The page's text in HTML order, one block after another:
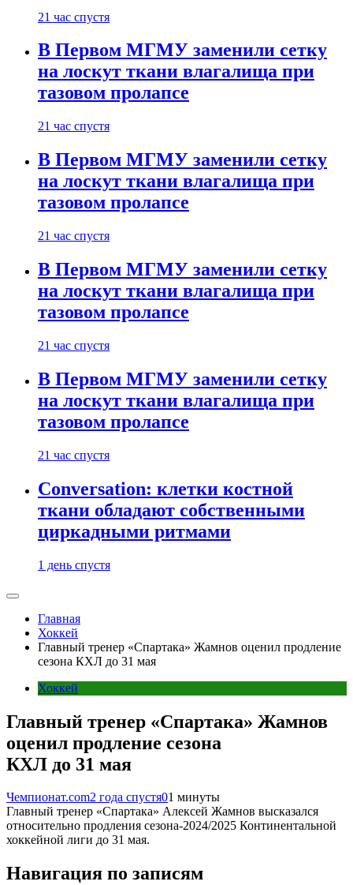
21 час спустя
В Первом МГМУ заменили сетку
на лоскут ткани влагалища при
тазовом пролапсе
21 час спустя
В Первом МГМУ заменили сетку
на лоскут ткани влагалища при
тазовом пролапсе
21 час спустя
В Первом МГМУ заменили сетку
на лоскут ткани влагалища при
тазовом пролапсе
21 час спустя
В Первом МГМУ заменили сетку
на лоскут ткани влагалища при
тазовом пролапсе
21 час спустя
Conversation: клетки костной
ткани обладают собственными
циркадными ритмами
1 день спустя
Главная
Хоккей
Главный тренер «Спартака» Жамнов оценил продление
сезона КХЛ до 31 мая
Хоккей
Главный тренер «Спартака» Жамнов
оценил продление сезона
КХЛ до 31 мая
Чемпионат.com2 года спустя01 минуты
Главный тренер «Спартака» Алексей Жамнов высказался
относительно продления сезона-2024/2025 Континентальной
хоккейной лиги до 31 мая.
Навигация по записям